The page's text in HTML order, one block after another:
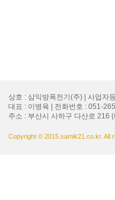
상호 : 삼익방폭전기(주) | 사업자
대표 : 이병육 | 전화번호 : 051-
주소 : 부산시 사하구 다산로 216
Copyright © 2015.samik21.co.kr. All